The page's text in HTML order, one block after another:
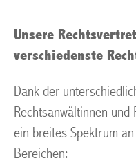
Unsere
verschiedenste
Dank der
Rechtsanwältinnen
ein breites Spektrum
Bereichen: